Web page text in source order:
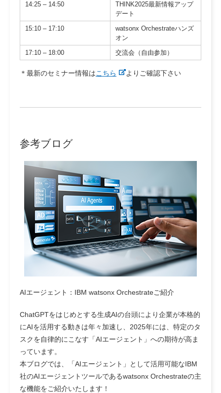
14:25 – 14:50
THINK2025最新情報アップ
デート
15:10 – 17:10
watsonx Orchestrateハンズ
オン
17:10 – 18:00
交流会（自由参加）
＊最新のセミナー情報はこちら よりご確認下さい
参考ブログ
AIエージェント：IBM watsonx Orchestrateご紹介
ChatGPTをはじめとする生成AIの台頭により企業が本格的
にAIを活用する動きは年々加速し、2025年には、特定のタ
スクを自律的にこなす「AIエージェント」への期待が高ま
っています。
本ブログでは、「AIエージェント」として活用可能なIBM
社のAIエージェントツールであるwatsonx Orchestrateの主
な機能をご紹介いたします！